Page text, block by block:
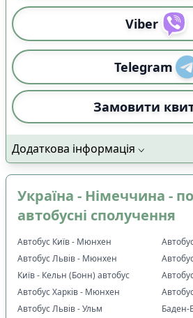
Viber
Telegram
Замовити
Додаткова інформація
Україна - Німеччина -
автобусні сполучення
Автобус Київ - Мюнхен
Автобус Львів - Мюнхен
Київ - Кельн (Бонн) автобус
Автобус Харків - Мюнхен
Автобус Львів - Ульм
Баден-